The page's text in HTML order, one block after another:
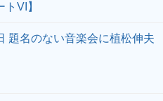
VI】
題名のない音楽会に植松伸夫